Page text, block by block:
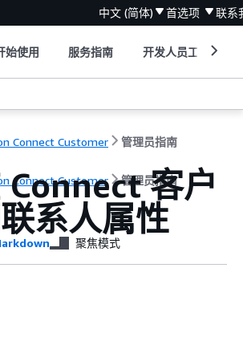
中文 (简体) 首选项 联系
始使用 服务指南 开发人员工具
Connect Customer 管理员指南
Connect Customer 管理员指南
Connect 客户
系人属性
聚焦模式